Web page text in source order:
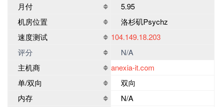
月付
5.95
机房位置
洛杉矶Psychz
速度测试
104.149.18.203
评分
N/A
主机商
anexia-it.com
单/双向
双向
内存
N/A